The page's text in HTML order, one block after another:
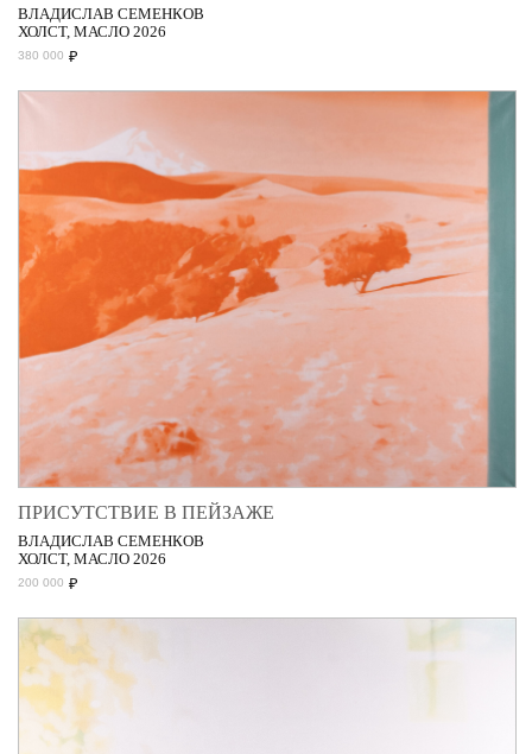
ВЛАДИСЛАВ СЕМЕНКОВ
ХОЛСТ, МАСЛО 2026
380 000 ₽
ПРИСУТСТВИЕ В ПЕЙЗАЖЕ
ВЛАДИСЛАВ СЕМЕНКОВ
ХОЛСТ, МАСЛО 2026
200 000 ₽